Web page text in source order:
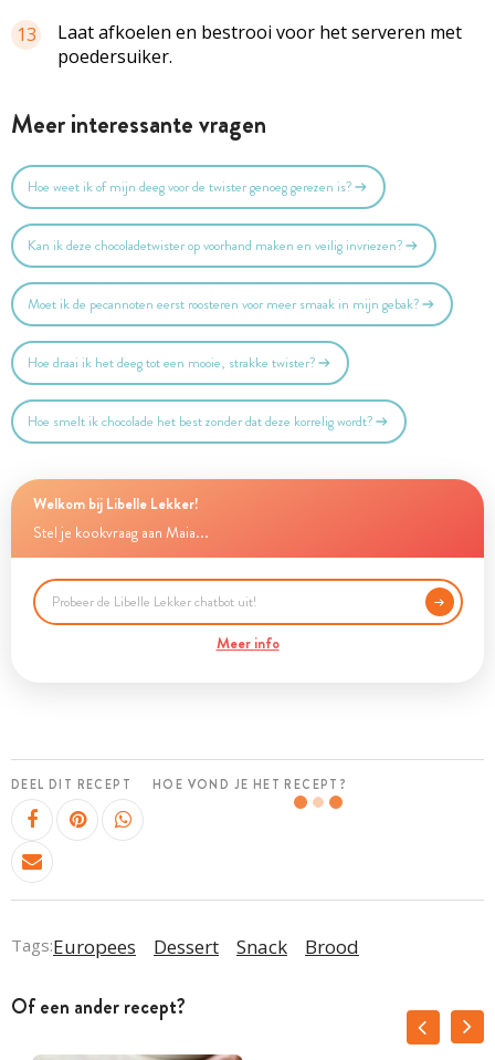
13
Laat afkoelen en bestrooi voor het serveren met
poedersuiker.
Meer interessante vragen
Hoe weet ik of mijn deeg voor de twister genoeg gerezen is?
Kan ik deze chocoladetwister op voorhand maken en veilig invriezen?
Moet ik de pecannoten eerst roosteren voor meer smaak in mijn gebak?
Hoe draai ik het deeg tot een mooie, strakke twister?
Hoe smelt ik chocolade het best zonder dat deze korrelig wordt?
Welkom bij Libelle Lekker!
Stel je kookvraag aan Maia...
Meer info
DEEL DIT RECEPT HOE VOND JE HET RECEPT?
Tags:Europees Dessert Snack Brood
Of een ander recept?